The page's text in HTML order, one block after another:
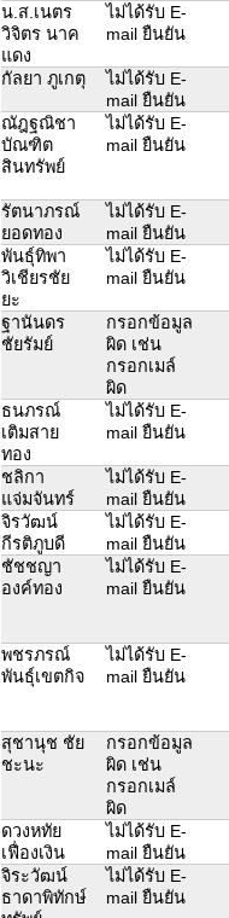
น.ส.เนตร
วิจิตร นาค
แดง
ไม่ได้รับ E-
mail ยืนยัน
กัลยา​ ภู​เกตุ​
ไม่ได้รับ E-
mail ยืนยัน
ณัฎฐณิชา
บัณฑิต
สินทรัพย์
ไม่ได้รับ E-
mail ยืนยัน
รัตนาภรณ์
ยอดทอง
ไม่ได้รับ E-
mail ยืนยัน
พันธุ์ทิพา
วิเชียรชัย
ยะ
ไม่ได้รับ E-
mail ยืนยัน
ฐานันดร
ชัยรัมย์
กรอกข้อมูล
ผิด เช่น
กรอกเมล์
ผิด
ธนภรณ์
เติมสาย
ทอง
ไม่ได้รับ E-
mail ยืนยัน
ชลิกา
แจ่มจันทร์
ไม่ได้รับ E-
mail ยืนยัน
จิรวัฒน์
กีรติภูบดี
ไม่ได้รับ E-
mail ยืนยัน
ชัชชญา
องค์ทอง
ไม่ได้รับ E-
mail ยืนยัน
พชรภรณ์
พันธุ์เขตกิจ
ไม่ได้รับ E-
mail ยืนยัน
สุชานุช ชัย
ชะนะ
กรอกข้อมูล
ผิด เช่น
กรอกเมล์
ผิด
ดวงหทัย
เฟื่องเงิน
ไม่ได้รับ E-
mail ยืนยัน
จิระวัฒน์
ธาดาพิทักษ์
ไม่ได้รับ E-
mail ยืนยัน